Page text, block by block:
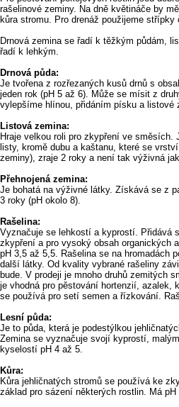
rašelinové zeminy. Na dně květináče by
kůra stromu. Pro drenáž použijeme střípky
Drnová zemina se řadí k těžkým půdám,
řadí k lehkým.
Drnová půda:
Je tvořena z rozřezaných kusů drnů s
jeden rok (pH 5 až 6). Může se mísit z
vylepšíme hlínou, přidáním písku a listové
Listová zemina:
Hraje velkou roli pro zkypření ve směsích.
listy, kromě dubu a kaštanu, které se
zeminy), zraje 2 roky a není tak výživná
Přehnojená zemina:
Je bohatá na výživné látky. Získává se z
3 roky (pH okolo 8).
Rašelina:
Vyznačuje se lehkostí a kyprostí. Přidává
zkypření a pro vysoký obsah organických
pH 3,5 až 5,5. Rašelina se na hromadách
další látky. Od kvality vybrané rašeliny
bude. V prodeji je mnoho druhů zemitých
je vhodná pro pěstování hortenzií, azalek,
se používá pro setí semen a řízkování.
Lesní půda:
Je to půda, která je podestýlkou
Zemina se vyznačuje svojí kyprostí,
kyselostí pH 4 až 5.
Kůra:
Kůra jehličnatých stromů se používá ke
základ pro sázení některých rostlin. Má pH